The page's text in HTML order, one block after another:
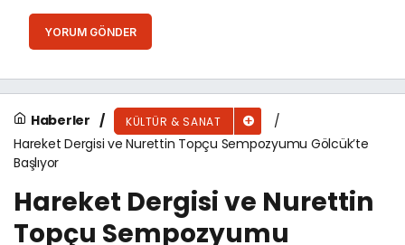
YORUM GÖNDER
Haberler KÜLTÜR & SANAT
Hareket Dergisi ve Nurettin Topçu Sempozyumu Gölcük’te
Başlıyor
Hareket Dergisi ve Nurettin
Topçu Sempozyumu